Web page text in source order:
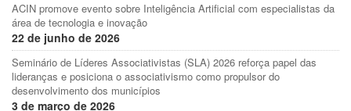
ACIN promove evento sobre Inteligência Artificial com especialistas da
área de tecnologia e inovação
22 de junho de 2026
Seminário de Líderes Associativistas (SLA) 2026 reforça papel das
lideranças e posiciona o associativismo como propulsor do
desenvolvimento dos municípios
3 de março de 2026